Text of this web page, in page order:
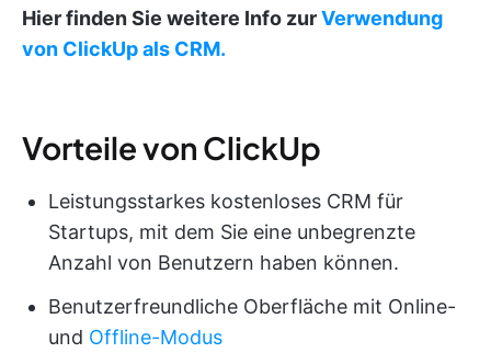
Hier finden Sie weitere Info zurVerwendung
von ClickUp als CRM.
Vorteile von ClickUp
Leistungsstarkes kostenloses CRM für
Startups, mit dem Sie eine unbegrenzte
Anzahl von Benutzern haben können.
Benutzerfreundliche Oberfläche mit Online-
und Offline-Modus